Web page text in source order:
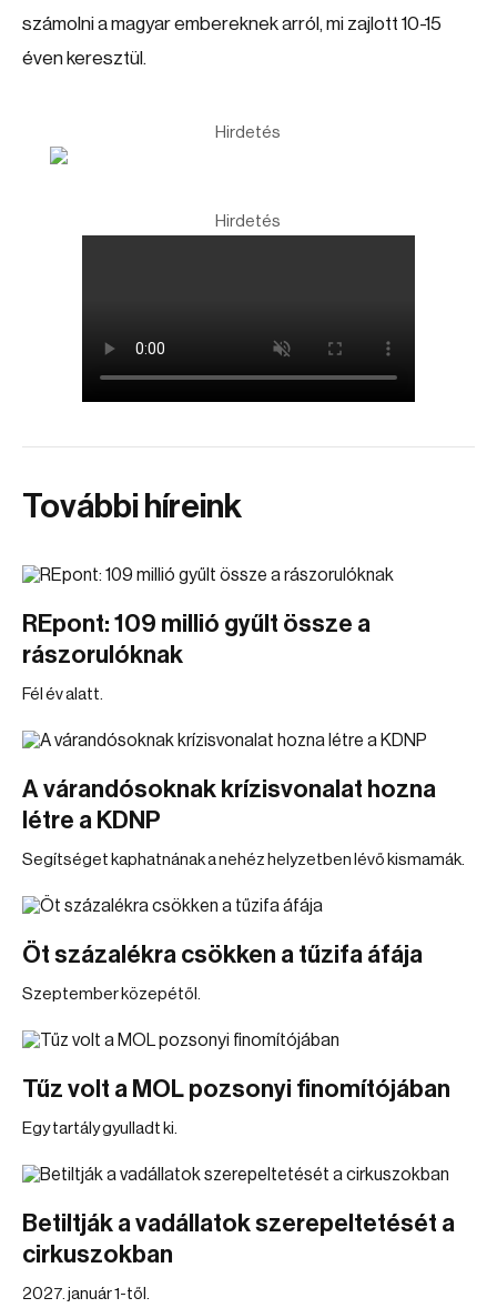
számolni a magyar embereknek arról, mi zajlott 10-15
éven keresztül.
Hirdetés
Hirdetés
További híreink
REpont: 109 millió gyűlt össze a
rászorulóknak
Fél év alatt.
A várandósoknak krízisvonalat hozna
létre a KDNP
Segítséget kaphatnának a nehéz helyzetben lévő kismamák.
Öt százalékra csökken a tűzifa áfája
Szeptember közepétől.
Tűz volt a MOL pozsonyi finomítójában
Egy tartály gyulladt ki.
Betiltják a vadállatok szerepeltetését a
cirkuszokban
2027. január 1-től.